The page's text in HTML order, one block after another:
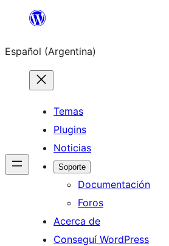
Saltar
contenido
Español (Argentina)
Temas
Plugins
Noticias
Soporte
Documentación
Foros
Acerca de
Conseguí WordPress